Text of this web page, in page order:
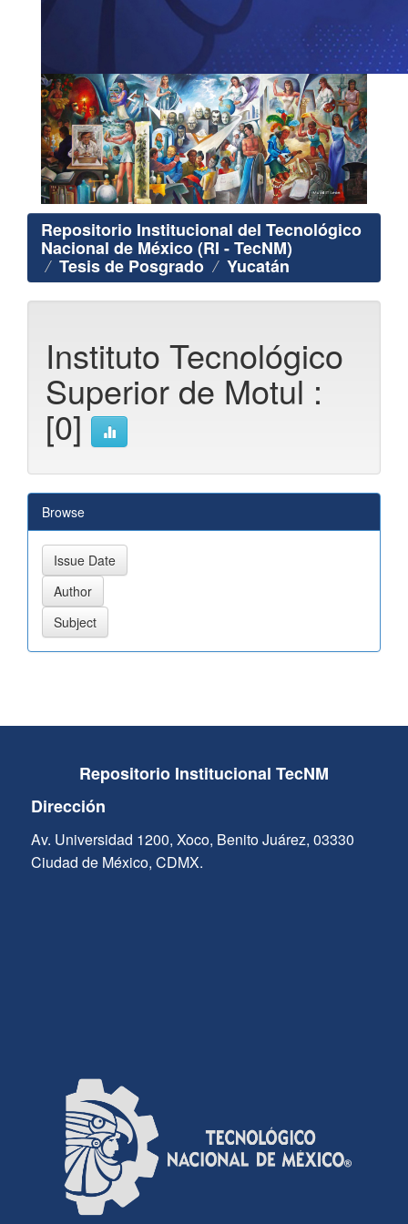
Repositorio Institucional del Tecnológico
Nacional de México (RI - TecNM)
Tesis de Posgrado Yucatán
Instituto Tecnológico
Superior de Motul :
[0]
Browse
Repositorio Institucional TecNM
Dirección
Av. Universidad 1200, Xoco, Benito Juárez, 03330
Ciudad de México, CDMX.